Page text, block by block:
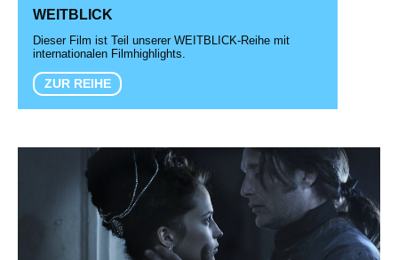
WEITBLICK
Dieser Film ist Teil unserer WEITBLICK-Reihe mit
internationalen Filmhighlights.
ZUR REIHE